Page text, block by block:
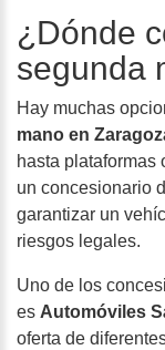
¿Dónde
segunda
Hay muchas
mano en
hasta plataformas
un concesionario
garantizar un
riesgos legales.
Uno de los
es Automóviles
oferta de